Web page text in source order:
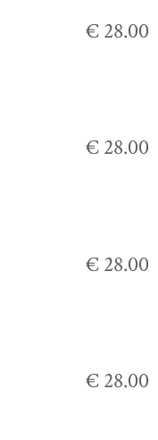
€ 28.00
€ 28.00
€ 28.00
€ 28.00